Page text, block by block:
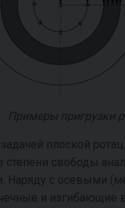
Примеры пригрузки
плоской
свободы
Наряду с осевыми
и изгибающие